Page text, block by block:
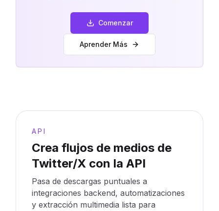
Comenzar
Aprender Más
API
Crea flujos de medios de
Twitter/X con la API
Pasa de descargas puntuales a
integraciones backend, automatizaciones
y extracción multimedia lista para